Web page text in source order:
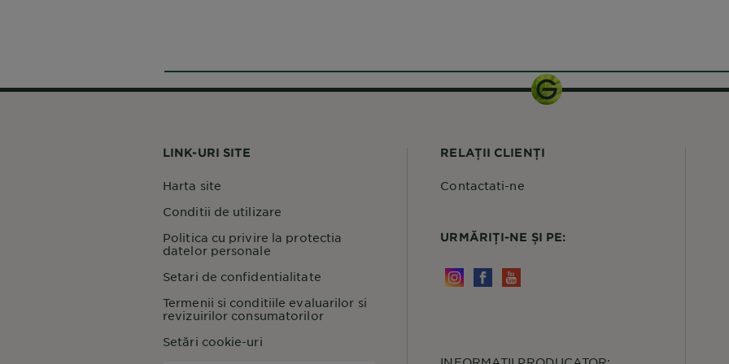
LINK-URI SITE
Harta site
Conditii de utilizare
Politica cu privire la protectia
datelor personale
Setari de confidentialitate
Termenii si conditiile evaluarilor si
revizuirilor consumatorilor
Setări cookie-uri
RELAȚII CLIENȚI
Contactati-ne
URMĂRIȚI-NE ȘI PE: